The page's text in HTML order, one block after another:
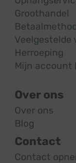
Groothandel
Veelgestelde
Herroeping
Mijn account
Over ons
Over ons
Blog
Contact
Contact